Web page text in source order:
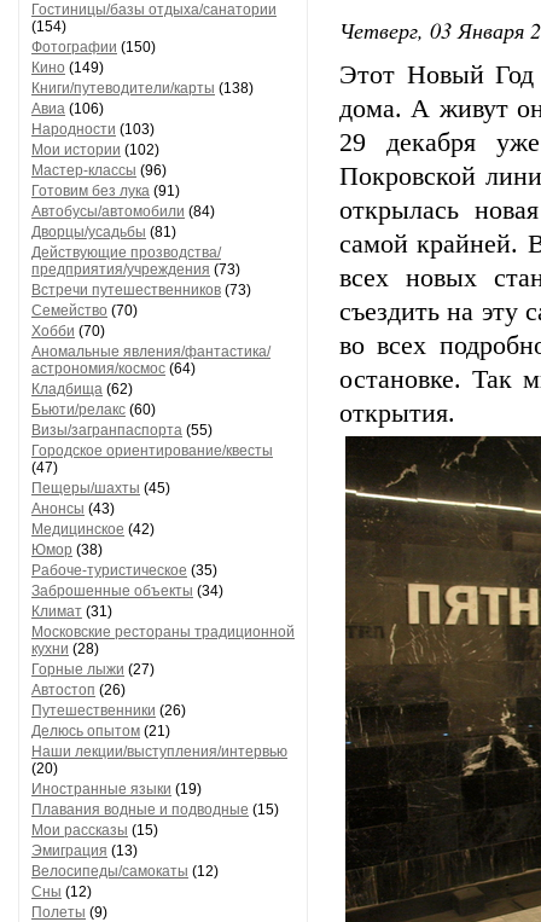
Гостиницы/базы отдыха/санатории
(154)
Фотографии (150)
Кино (149)
Книги/путеводители/карты (138)
Авиа (106)
Народности (103)
Мои истории (102)
Мастер-классы (96)
Готовим без лука (91)
Автобусы/автомобили (84)
Дворцы/усадьбы (81)
Действующие прозводства/
предприятия/учреждения (73)
Встречи путешественников (73)
Семейство (70)
Хобби (70)
Аномальные явления/фантастика/
астрономия/космос (64)
Кладбища (62)
Бьюти/релакс (60)
Визы/загранпаспорта (55)
Городское ориентирование/квесты
(47)
Пещеры/шахты (45)
Анонсы (43)
Медицинское (42)
Юмор (38)
Рабоче-туристическое (35)
Заброшенные объекты (34)
Климат (31)
Московские рестораны традиционной
кухни (28)
Горные лыжи (27)
Автостоп (26)
Путешественники (26)
Делюсь опытом (21)
Наши лекции/выступления/интервью
(20)
Иностранные языки (19)
Плавания водные и подводные (15)
Мои рассказы (15)
Эмиграция (13)
Велосипеды/самокаты (12)
Сны (12)
Полеты (9)
Четверг, 03 Января
Этот Новый
дома. А живут
29 декабря
Покровской
открылась
самой крайней.
всех новых
съездить на эту
во всех
остановке. Так
открытия.